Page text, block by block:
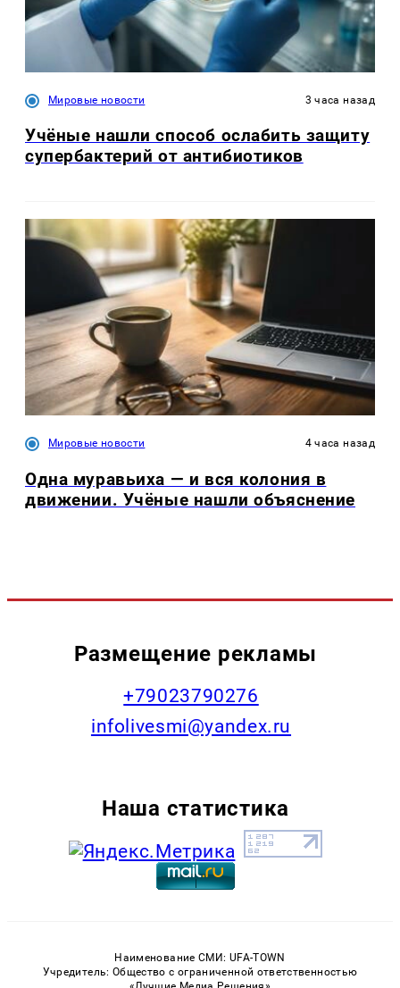
Мировые новости 3 часа назад
Учёные нашли способ ослабить защиту
супербактерий от антибиотиков
Мировые новости 4 часа назад
Одна муравьиха — и вся колония в
движении. Учёные нашли объяснение
Размещение рекламы
+79023790276
infolivesmi@yandex.ru
Наша статистика
Наименование СМИ: UFA-TOWN
Учредитель: Общество с ограниченной ответственностью